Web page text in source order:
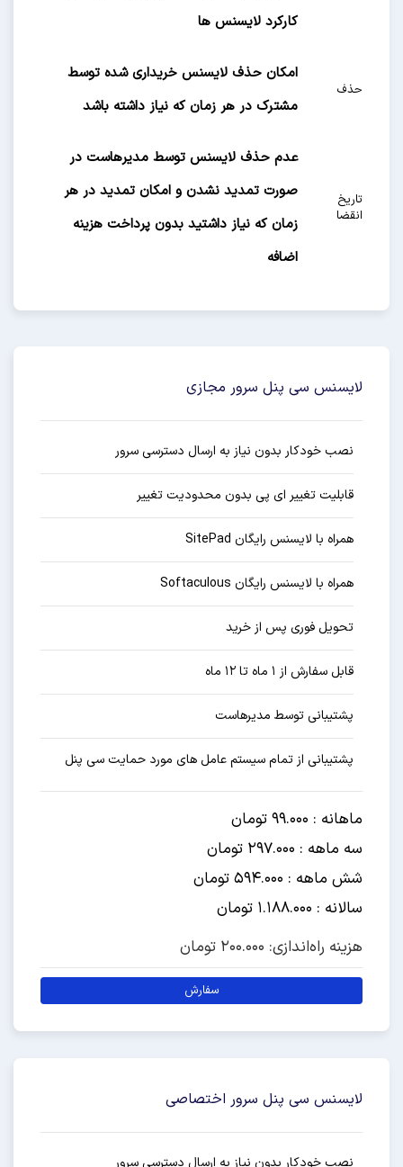
کارکرد لایسنس ها
حذف
امکان حذف لایسنس خریداری شده توسط
مشترک در هر زمان که نیاز داشته باشد
تاریخ
انقضا
عدم حذف لایسنس توسط مدیرهاست در
صورت تمدید نشدن و امکان تمدید در هر
زمان که نیاز داشتید بدون پرداخت هزینه
اضافه
لایسنس سی پنل سرور مجازی
نصب خودکار بدون نیاز به ارسال دسترسی سرور
قابلیت تغییر ای پی بدون محدودیت تغییر
همراه با لایسنس رایگان SitePad
همراه با لایسنس رایگان Softaculous
تحویل فوری پس از خرید
قابل سفارش از ۱ ماه تا ۱۲ ماه
پشتیبانی توسط مدیرهاست
پشتیبانی از تمام سیستم عامل های مورد حمایت سی پنل
ماهانه : 99.000 تومان
سه ماهه : 297.000 تومان
شش ماهه : 594.000 تومان
سالانه : 1.188.000 تومان
هزینه راه‌اندازی: 200.000 تومان
سفارش
لایسنس سی پنل سرور اختصاصی
نصب خودکار بدون نیاز به ارسال دسترسی سرور